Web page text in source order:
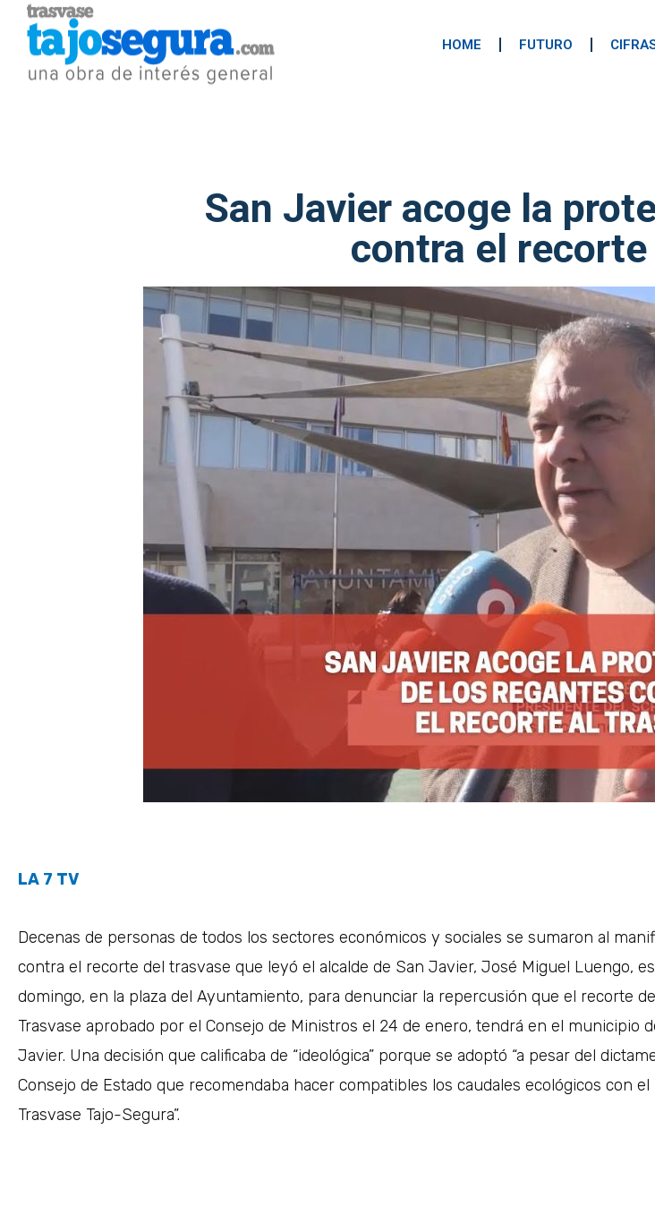
HOME FUTURO
San Javier acoge la
contra el
LA 7 TV
Decenas de personas de todos los sectores económicos y sociales se sumaron al
contra el recorte del trasvase que leyó el alcalde de San Javier, José Miguel Luengo,
domingo, en la plaza del Ayuntamiento, para denunciar la repercusión que el recorte
Trasvase aprobado por el Consejo de Ministros el 24 de enero, tendrá en el municipio
Javier. Una decisión que calificaba de “ideológica” porque se adoptó “a pesar del
Consejo de Estado que recomendaba hacer compatibles los caudales ecológicos con el
Trasvase Tajo-Segura”.